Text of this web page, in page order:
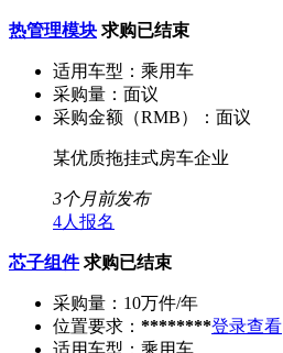
热管理模块 求购已结束
适用车型： 乘用车
采购量： 面议
采购金额（RMB）： 面议
某优质拖挂式房车企业
3个月前发布
4人报名
芯子组件 求购已结束
采购量： 10万件/年
位置要求： ********登录查看
适用车型： 乘用车